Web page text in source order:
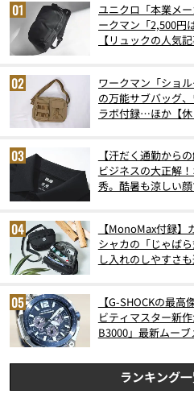
ユニクロ「本業メ
ークマン「2,500円
【リュックの人気
ワークマン「ショ
の万能サブバッグ
ラボ付録…ほか【
【汗だく通勤から
ビジネスの大正解
秀。酷暑も涼しい
【MonoMax付録】
シャカの「じゃば
し入れのしやすさ
【G-SHOCKの最
ビティマスター新
B3000」最新ムー
ランキング